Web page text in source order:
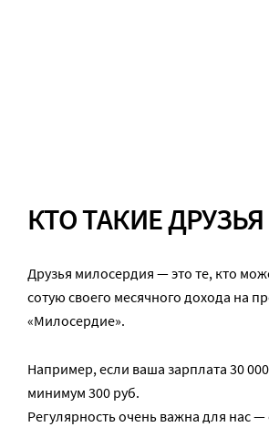
КТО ТАКИЕ
Друзья милосердия — это те, кто
сотую своего месячного дохода на
«Милосердие».
Например, если ваша зарплата 30
минимум 300 руб.
Регулярность очень важна для нас